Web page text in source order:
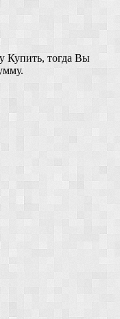
Купить, тогда Вы